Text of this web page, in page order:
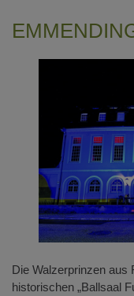
Die Walzerprinzen aus
historischen „Ballsaal